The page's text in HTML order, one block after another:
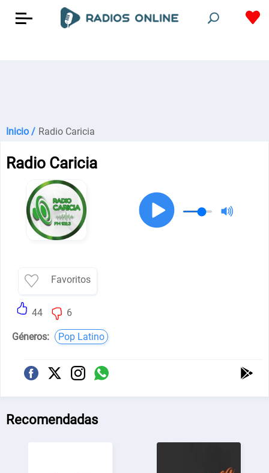
Inicio / Radio Caricia
Radio Caricia
Favoritos
44 6
Géneros: Pop Latino
Recomendadas